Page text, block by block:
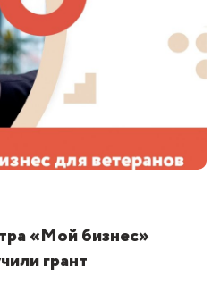
«Мой бизнес»
грант